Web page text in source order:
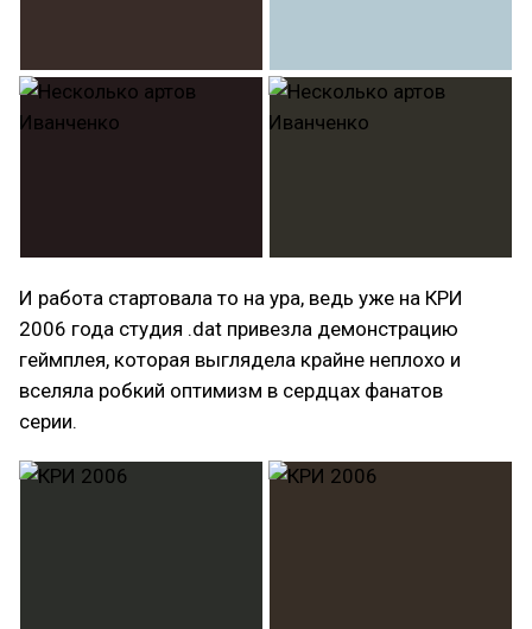
И работа стартовала то на ура, ведь уже на КРИ
2006 года студия .dat привезла демонстрацию
геймплея, которая выглядела крайне неплохо и
вселяла робкий оптимизм в сердцах фанатов
серии.